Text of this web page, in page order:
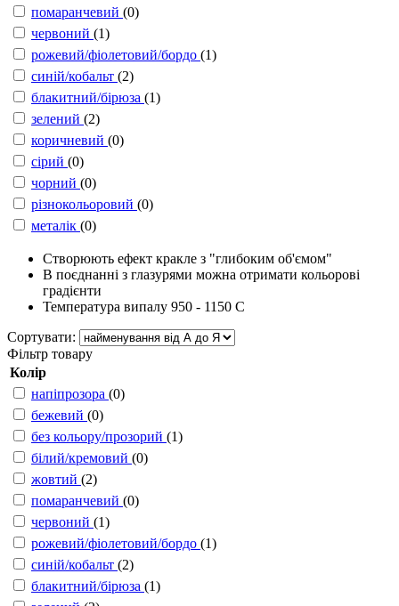
помаранчевий (0)
червоний (1)
рожевий/фіолетовий/бордо (1)
синій/кобальт (2)
блакитний/бірюза (1)
зелений (2)
коричневий (0)
сірий (0)
чорний (0)
різнокольоровий (0)
металік (0)
Створюють ефект кракле з "глибоким об'ємом"
В поєднанні з глазурями можна отримати кольорові
градієнти
Температура випалу 950 - 1150 С
Сортувати:
Фільтр товару
Колір
напіпрозора (0)
бежевий (0)
без кольору/прозорий (1)
білий/кремовий (0)
жовтий (2)
помаранчевий (0)
червоний (1)
рожевий/фіолетовий/бордо (1)
синій/кобальт (2)
блакитний/бірюза (1)